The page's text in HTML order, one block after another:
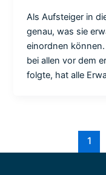
Als Aufsteiger in
genau, was sie
einordnen
bei allen vor dem
folgte, hat alle
1